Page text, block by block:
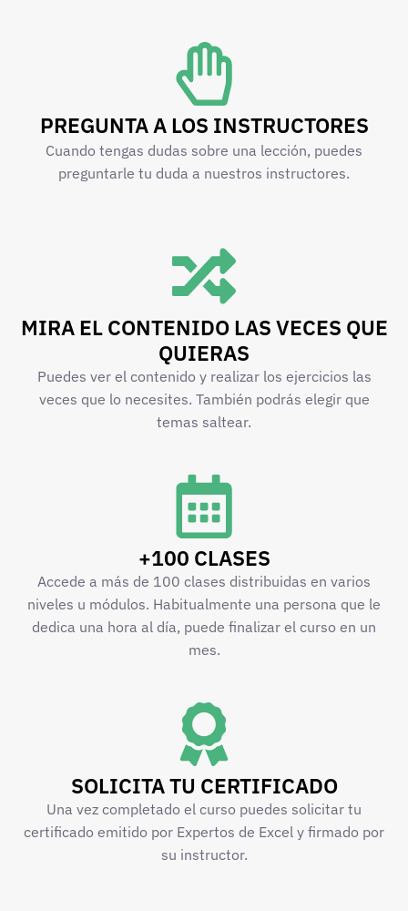
PREGUNTA A LOS INSTRUCTORES
Cuando tengas dudas sobre una lección, puedes
preguntarle tu duda a nuestros instructores.
MIRA EL CONTENIDO LAS VECES QUE
QUIERAS
Puedes ver el contenido y realizar los ejercicios las
veces que lo necesites. También podrás elegir que
temas saltear.
+100 CLASES
Accede a más de 100 clases distribuidas en varios
niveles u módulos. Habitualmente una persona que le
dedica una hora al día, puede finalizar el curso en un
mes.
SOLICITA TU CERTIFICADO
Una vez completado el curso puedes solicitar tu
certificado emitido por Expertos de Excel y firmado por
su instructor.